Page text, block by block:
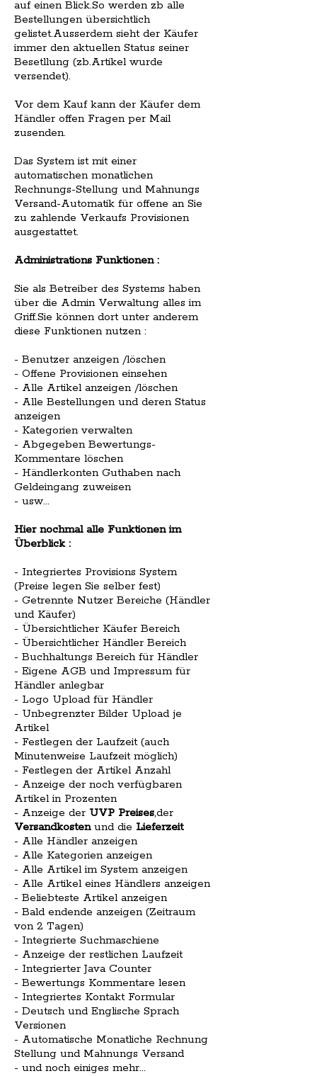
auf einen Blick.So werden zb alle
Bestellungen übersichtlich
gelistet.Ausserdem sieht der Käufer
immer den aktuellen Status seiner
Besetllung (zb.Artikel wurde
versendet).
Vor dem Kauf kann der Käufer dem
Händler offen Fragen per Mail
zusenden.
Das System ist mit einer
automatischen monatlichen
Rechnungs-Stellung und Mahnungs
Versand-Automatik für offene an Sie
zu zahlende Verkaufs Provisionen
ausgestattet.
Administrations Funktionen :
Sie als Betreiber des Systems haben
über die Admin Verwaltung alles im
Griff.Sie können dort unter anderem
diese Funktionen nutzen :
- Benutzer anzeigen /löschen
- Offene Provisionen einsehen
- Alle Artikel anzeigen /löschen
- Alle Bestellungen und deren Status
anzeigen
- Kategorien verwalten
- Abgegeben Bewertungs-
Kommentare löschen
- Händlerkonten Guthaben nach
Geldeingang zuweisen
- usw...
Hier nochmal alle Funktionen im
Überblick :
- Integriertes Provisions System
(Preise legen Sie selber fest)
- Getrennte Nutzer Bereiche (Händler
und Käufer)
- Übersichtlicher Käufer Bereich
- Übersichtlicher Händler Bereich
- Buchhaltungs Bereich für Händler
- Eigene AGB und Impressum für
Händler anlegbar
- Logo Upload für Händler
- Unbegrenzter Bilder Upload je
Artikel
- Festlegen der Laufzeit (auch
Minutenweise Laufzeit möglich)
- Festlegen der Artikel Anzahl
- Anzeige der noch verfügbaren
Artikel in Prozenten
- Anzeige der UVP Preises,der
Versandkostenund die Lieferzeit
- Alle Händler anzeigen
- Alle Kategorien anzeigen
- Alle Artikel im System anzeigen
- Alle Artikel eines Händlers anzeigen
- Beliebteste Artikel anzeigen
- Bald endende anzeigen (Zeitraum
von 2 Tagen)
- Integrierte Suchmaschiene
- Anzeige der restlichen Laufzeit
- Integrierter Java Counter
- Bewertungs Kommentare lesen
- Integriertes Kontakt Formular
- Deutsch und Englische Sprach
Versionen
- Automatische Monatliche Rechnung
Stellung und Mahnungs Versand
- und noch einiges mehr...